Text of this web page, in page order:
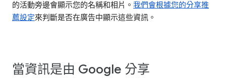
的活動旁邊會顯示您的名稱和相片。 我們會根據您的分享推
薦設定來判斷是否在廣告中顯示這些資訊。
當資訊是由 Google 分享